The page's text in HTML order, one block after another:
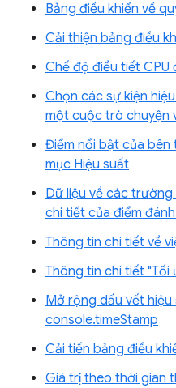
Bảng điều khiển về
Cải thiện bảng điều
Chế độ điều tiết CPU
Chọn các sự kiện
một cuộc trò chuyện
Điểm nổi bật của
mục Hiệu suất
Dữ liệu về các
chi tiết của điểm
Thông tin chi tiết về
Thông tin chi tiết "Tối
Mở rộng dấu vết hiệu
console.timeStamp
Cải tiến bảng điều
Giá trị theo thời gian